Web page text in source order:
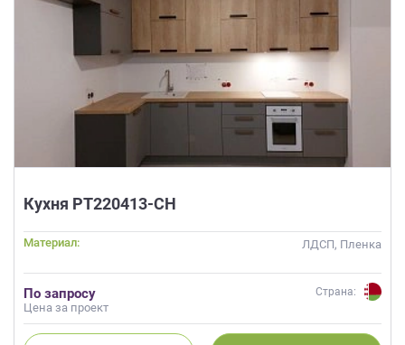
Кухня РТ220413-СН
Материал: ЛДСП, Пленка
По запросу
Цена за проект
Страна: